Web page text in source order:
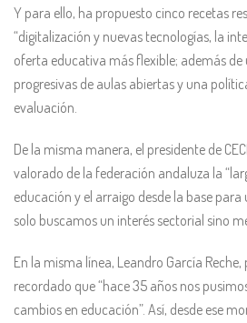
Y para ello, ha propuesto cinco recetas
“digitalización y nuevas tecnologías, la
oferta educativa más flexible; además
progresivas de aulas abiertas y una
evaluación.
De la misma manera, el presidente de
valorado de la federación andaluza la
educación y el arraigo desde la base
solo buscamos un interés sectorial sino
En la misma línea, Leandro García Reche,
recordado que “hace 35 años nos
cambios en educación”. Así, desde ese